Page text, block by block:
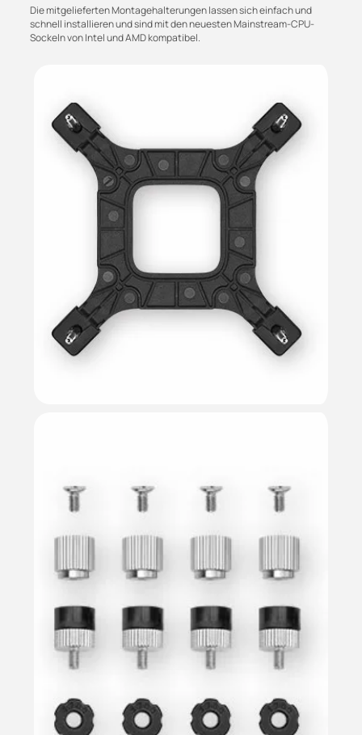
Die mitgelieferten Montagehalterungen lassen sich einfach und
schnell installieren und sind mit den neuesten Mainstream-CPU-
Sockeln von Intel und AMD kompatibel.